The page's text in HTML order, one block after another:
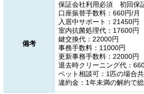
備考
保証会社利用必須 初回保
口座振替手数料：660円/月
入居中サポート：21450円
室内抗菌処理代：17600円
鍵交換代：22000円
事務手数料：11000円
更新事務手数料：22000円
退去時クリーニング代：
ペット相談可：1匹の場合
違約金：1年未満の解約で